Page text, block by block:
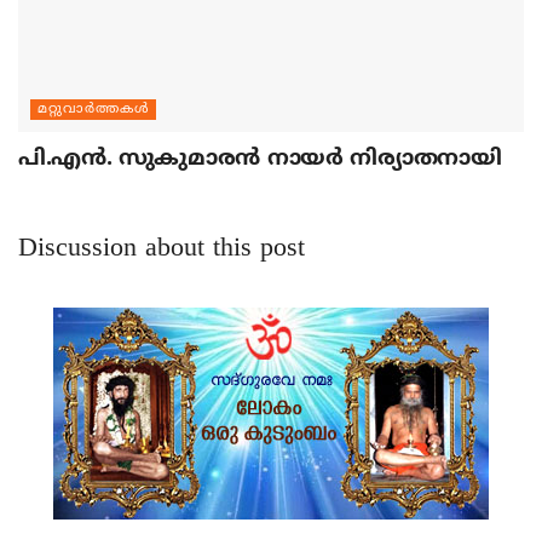
മറ്റുവാര്‍ത്തകള്‍
പി.എന്‍. സുകുമാരന്‍ നായര്‍ നിര്യാതനായി
Discussion about this post